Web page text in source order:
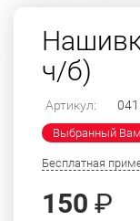
ч/б)
Артикул:
Выбранный
Бесплатная
150 ₽